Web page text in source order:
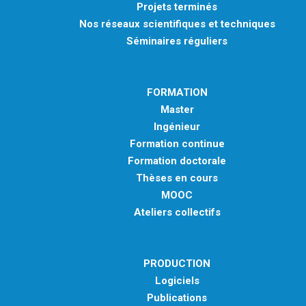
Projets terminés
Nos réseaux scientifiques et techniques
Séminaires réguliers
FORMATION
Master
Ingénieur
Formation continue
Formation doctorale
Thèses en cours
MOOC
Ateliers collectifs
PRODUCTION
Logiciels
Publications